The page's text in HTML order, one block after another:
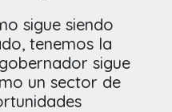
sigue siendo
tenemos la
sigue
un sector de